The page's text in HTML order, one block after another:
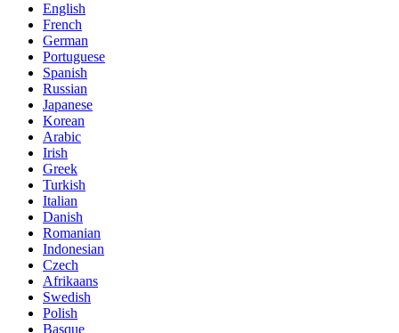
English
French
German
Portuguese
Spanish
Russian
Japanese
Korean
Arabic
Irish
Greek
Turkish
Italian
Danish
Romanian
Indonesian
Czech
Afrikaans
Swedish
Polish
Basque